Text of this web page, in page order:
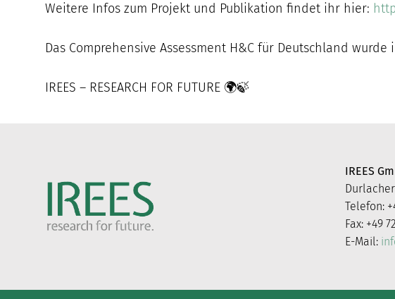
Weitere Infos zum Projekt und Publikation findet ihr hier:
Das Comprehensive Assessment H&C für Deutschland
IREES – RESEARCH FOR FUTURE 🌍🍃
IREES
Telefon:
Fax: +49
E-Mail: